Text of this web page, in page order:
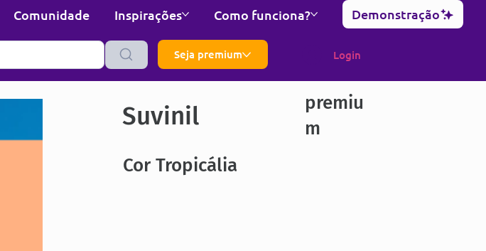
Comunidade Inspirações Como funciona? Demonstração
Seja premium Login
Suvinil
premiu
m
Cor Tropicália